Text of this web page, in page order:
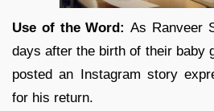
Use of the Word:As Ranveer
days after the birth of their baby
posted an Instagram story
for his return.